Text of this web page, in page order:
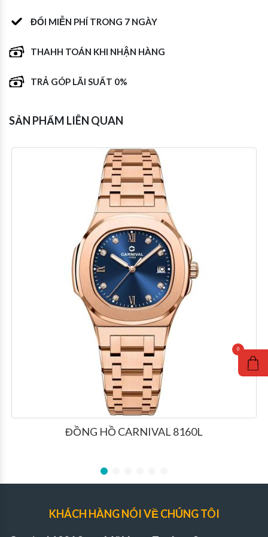
ĐỔI MIỄN PHÍ TRONG 7 NGÀY
THAHH TOÁN KHI NHẬN HÀNG
TRẢ GÓP LÃI SUẤT 0%
SẢN PHẨM LIÊN QUAN
ĐỒNG HỒ CARNIVAL 8160L
KHÁCH HÀNG NÓI VỀ CHÚNG TÔI